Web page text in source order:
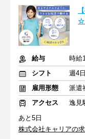
☆
給与
時給
シフト
雇用形態
派遣
アクセス
逸見
あと5日
株式会社キャリアの